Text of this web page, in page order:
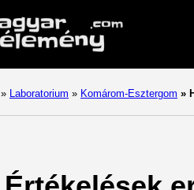
» Laboratorium » Komárom-Esztergom »